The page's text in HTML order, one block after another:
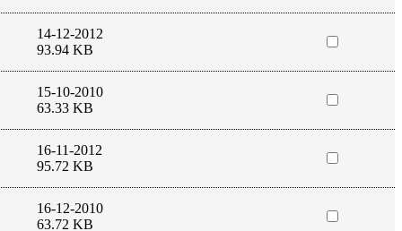
14-12-2012
93.94 KB
15-10-2010
63.33 KB
16-11-2012
95.72 KB
16-12-2010
63.72 KB